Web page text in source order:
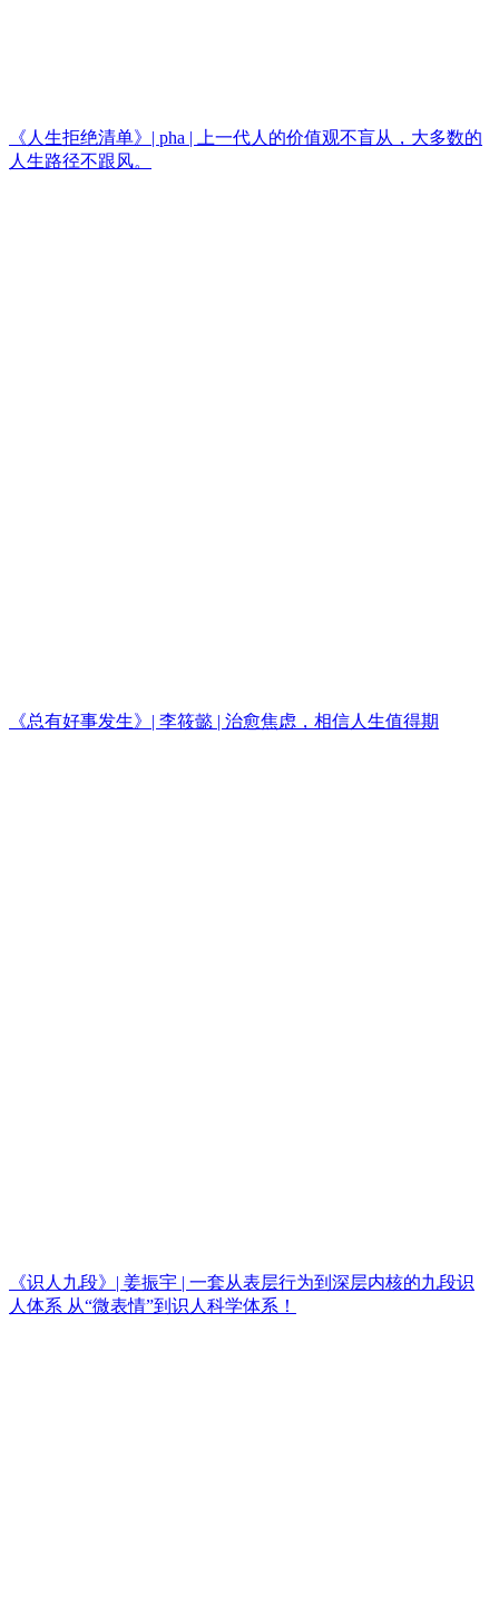
《人生拒绝清单》| pha | 上一代人的价值观不盲从，大多数的
人生路径不跟风。
《总有好事发生》| 李筱懿 | 治愈焦虑，相信人生值得期
《识人九段》| 姜振宇 | 一套从表层行为到深层内核的九段识
人体系 从“微表情”到识人科学体系！